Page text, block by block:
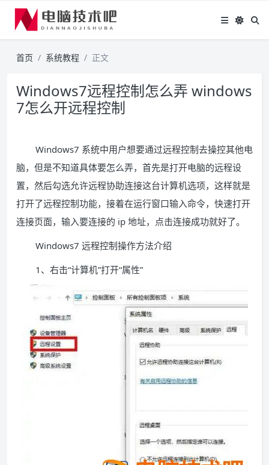
首页 系统教程 正文
Windows7远程控制怎么弄 windows
7怎么开远程控制
Windows7 系统中用户想要通过远程控制去操控其他电
脑，但是不知道具体要怎么弄，首先是打开电脑的远程设
置，然后勾选允许远程协助连接这台计算机选项，这样就是
打开了远程控制功能，接着在运行窗口输入命令，快速打开
连接页面，输入要连接的 ip 地址，点击连接成功就好了。
Windows7 远程控制操作方法介绍
1、右击“计算机”打开“属性”